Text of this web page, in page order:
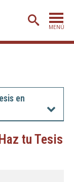
MENÚ
en
tu Tesis